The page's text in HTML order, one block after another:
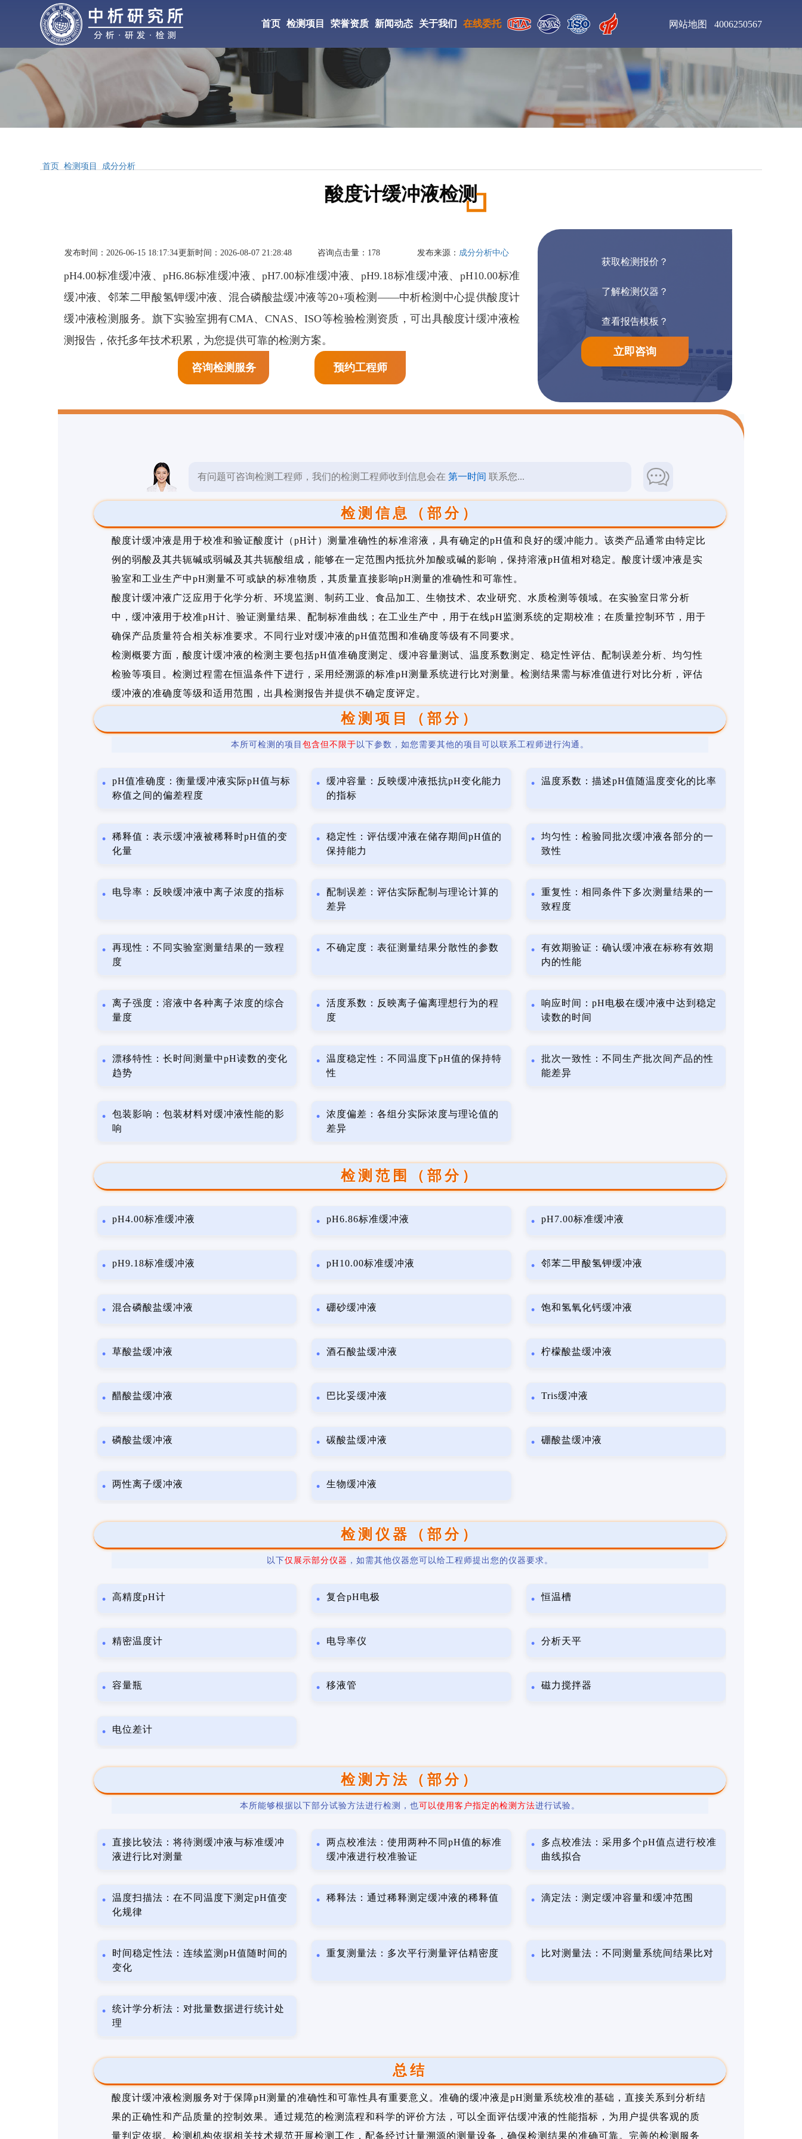
首页 检测项目
材料检测
气体检测
性能检测
生物检测
检测标准
水处理絮凝剂检测 相变储热材料检测 丙烯酸酯胶粘剂检测 聚氨酯清漆检测 增塑剂DOP检测
填充油检测 光引发剂检测
皮革化学品检测
预膜剂检测 页岩抑制剂检测
阳离子表面活性剂检
阳离子染料检测
荣誉资质
CMA检验检测机构
CNAS证书
国家高新技术企业
新闻动态
检测仪器
检测案例
关于我们
实验室环境
在线委托 网站地图 4006250567
首页 检测项目 成分分析
酸度计缓冲液检测
发布时间：2026-06-15 18:17:34更新时间：2026-08-07 21:28:48 咨询点击量： 178 发布来源： 成分分析中心
pH4.00标准缓冲液、pH6.86标准缓冲液、pH7.00标准缓冲液、pH9.18标准缓冲液、pH10.00标准
缓冲液、邻苯二甲酸氢钾缓冲液、混合磷酸盐缓冲液等20+项检测——中析检测中心提供酸度计
缓冲液检测服务。旗下实验室拥有CMA、CNAS、ISO等检验检测资质，可出具酸度计缓冲液检
测报告，依托多年技术积累，为您提供可靠的检测方案。
咨询检测服务 预约工程师
获取检测报价？
了解检测仪器？
查看报告模板？
立即咨询
有问题可咨询检测工程师，我们的检测工程师收到信息会在第一时间 联系您...
检测信息（部分）
酸度计缓冲液是用于校准和验证酸度计（pH计）测量准确性的标准溶液，具有确定的pH值和良好的缓冲能力。该类产品通常由特定比
例的弱酸及其共轭碱或弱碱及其共轭酸组成，能够在一定范围内抵抗外加酸或碱的影响，保持溶液pH值相对稳定。酸度计缓冲液是实
验室和工业生产中pH测量不可或缺的标准物质，其质量直接影响pH测量的准确性和可靠性。
酸度计缓冲液广泛应用于化学分析、环境监测、制药工业、食品加工、生物技术、农业研究、水质检测等领域。在实验室日常分析
中，缓冲液用于校准pH计、验证测量结果、配制标准曲线；在工业生产中，用于在线pH监测系统的定期校准；在质量控制环节，用于
确保产品质量符合相关标准要求。不同行业对缓冲液的pH值范围和准确度等级有不同要求。
检测概要方面，酸度计缓冲液的检测主要包括pH值准确度测定、缓冲容量测试、温度系数测定、稳定性评估、配制误差分析、均匀性
检验等项目。检测过程需在恒温条件下进行，采用经溯源的标准pH测量系统进行比对测量。检测结果需与标准值进行对比分析，评估
缓冲液的准确度等级和适用范围，出具检测报告并提供不确定度评定。
检测项目（部分）
本所可检测的项目 包含但不限于 以下参数，如您需要其他的项目可以联系工程师进行沟通。
pH值准确度：衡量缓冲液实际pH值与标
称值之间的偏差程度
缓冲容量：反映缓冲液抵抗pH变化能力
的指标
温度系数：描述pH值随温度变化的比率
稀释值：表示缓冲液被稀释时pH值的变
化量
稳定性：评估缓冲液在储存期间pH值的
保持能力
均匀性：检验同批次缓冲液各部分的一
致性
电导率：反映缓冲液中离子浓度的指标
配制误差：评估实际配制与理论计算的
差异
重复性：相同条件下多次测量结果的一
致程度
再现性：不同实验室测量结果的一致程
度
不确定度：表征测量结果分散性的参数
有效期验证：确认缓冲液在标称有效期
内的性能
离子强度：溶液中各种离子浓度的综合
量度
活度系数：反映离子偏离理想行为的程
度
响应时间：pH电极在缓冲液中达到稳定
读数的时间
漂移特性：长时间测量中pH读数的变化
趋势
温度稳定性：不同温度下pH值的保持特
性
批次一致性：不同生产批次间产品的性
能差异
包装影响：包装材料对缓冲液性能的影
响
浓度偏差：各组分实际浓度与理论值的
差异
检测范围（部分）
pH4.00标准缓冲液 pH6.86标准缓冲液 pH7.00标准缓冲液
pH9.18标准缓冲液 pH10.00标准缓冲液 邻苯二甲酸氢钾缓冲液
混合磷酸盐缓冲液 硼砂缓冲液 饱和氢氧化钙缓冲液
草酸盐缓冲液 酒石酸盐缓冲液 柠檬酸盐缓冲液
醋酸盐缓冲液 巴比妥缓冲液 Tris缓冲液
磷酸盐缓冲液 碳酸盐缓冲液 硼酸盐缓冲液
两性离子缓冲液 生物缓冲液
检测仪器（部分）
以下仅展示部分仪器 ，如需其他仪器您可以给工程师提出您的仪器要求。
高精度pH计 复合pH电极 恒温槽
精密温度计 电导率仪 分析天平
容量瓶 移液管 磁力搅拌器
电位差计
检测方法（部分）
本所能够根据以下部分试验方法进行检测，也可以使用客户指定的检测方法进行试验。
直接比较法：将待测缓冲液与标准缓冲
液进行比对测量
两点校准法：使用两种不同pH值的标准
缓冲液进行校准验证
多点校准法：采用多个pH值点进行校准
曲线拟合
温度扫描法：在不同温度下测定pH值变
化规律
稀释法：通过稀释测定缓冲液的稀释值 滴定法：测定缓冲容量和缓冲范围
时间稳定性法：连续监测pH值随时间的
变化
重复测量法：多次平行测量评估精密度 比对测量法：不同测量系统间结果比对
统计学分析法：对批量数据进行统计处
理
总结
酸度计缓冲液检测服务对于保障pH测量的准确性和可靠性具有重要意义。准确的缓冲液是pH测量系统校准的基础，直接关系到分析结
果的正确性和产品质量的控制效果。通过规范的检测流程和科学的评价方法，可以全面评估缓冲液的性能指标，为用户提供客观的质
量判定依据。检测机构依据相关技术规范开展检测工作，配备经过计量溯源的测量设备，确保检测结果的准确可靠。完善的检测服务